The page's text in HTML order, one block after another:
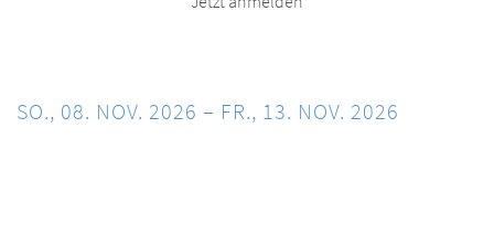
SO., 08. NOV. 2026 – FR., 13. NOV. 2026